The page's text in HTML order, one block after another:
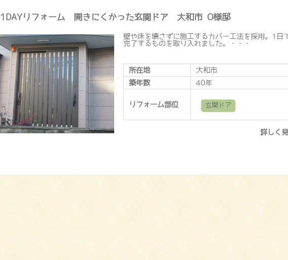
1DAYリフォーム 開きにくかった玄関ドア 大和市 O様邸
壁や床を壊さずに施工するカバー工法を採用。1日
完了するものを取り入れました。・・・
所在地
大和市
築年数
40年
リフォーム部位 玄関ドア
詳しく